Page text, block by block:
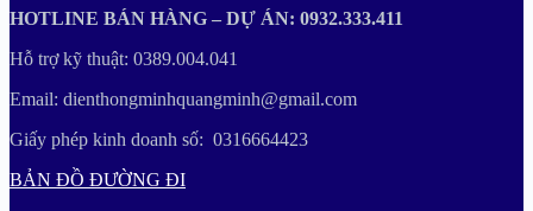
HOTLINE BÁN HÀNG – DỰ ÁN: 0932.333.411
Hỗ trợ kỹ thuật: 0389.004.041
Email: dienthongminhquangminh@gmail.com
Giấy phép kinh doanh số: 0316664423
BẢN ĐỒ ĐƯỜNG ĐI